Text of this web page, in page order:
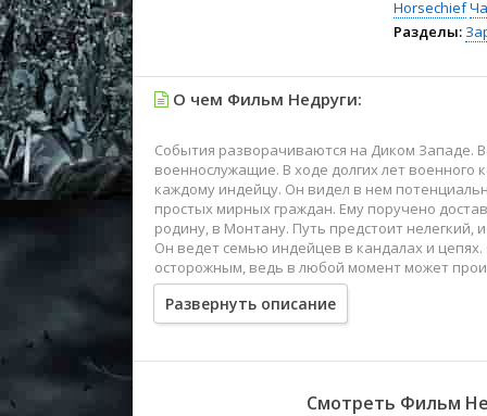
Horsechief
Разделы:
О чем Фильм Недруги:
События разворачиваются на Диком Западе.
военнослужащие. В ходе долгих лет военного
каждому индейцу. Он видел в нем
простых мирных граждан. Ему поручено
родину, в Монтану. Путь предстоит нелегкий,
Он ведет семью индейцев в кандалах и
осторожным, ведь в любой момент может
нападения, к мужчине престает вдова по
Развернуть описание
Смотреть Фильм